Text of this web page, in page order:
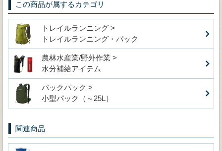
この商品が属するカテゴリ
トレイルランニング >
トレイルランニング・パック
農林水産業/野外作業 >
水分補給アイテム
バックパック >
小型パック（～25L）
関連商品